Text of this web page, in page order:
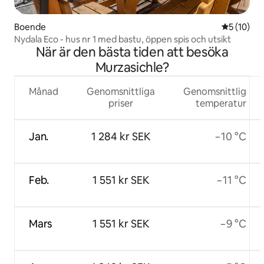
Boende 5 av 5 i
5 (10)
Nydala Eco - hus nr 1 med bastu, öppen spis och utsikt
När är den bästa tiden att besöka
Murzasichle?
Månad
Jan.
Feb.
Mars
Genomsnittliga
priser
1 284 kr SEK
1 551 kr SEK
1 551 kr SEK
Genomsnittlig
temperatur
−10 °C
−11 °C
−9 °C